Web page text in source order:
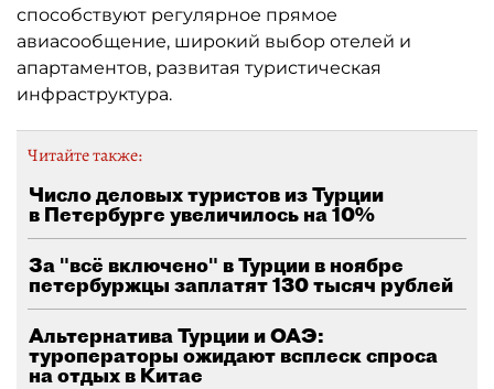
способствуют регулярное прямое
авиасообщение, широкий выбор отелей и
апартаментов, развитая туристическая
инфраструктура.
Читайте также:
Число деловых туристов из Турции
в Петербурге увеличилось на 10%
За "всё включено" в Турции в ноябре
петербуржцы заплатят 130 тысяч рублей
Альтернатива Турции и ОАЭ:
туроператоры ожидают всплеск спроса
на отдых в Китае